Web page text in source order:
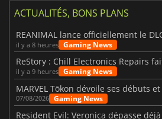
ACTUALITÉS, BONS PLANS
REANIMAL lance officiellement le
il y a 8 heures Gaming News
il y a 9 heures Gaming News
07/08/2026 Gaming News